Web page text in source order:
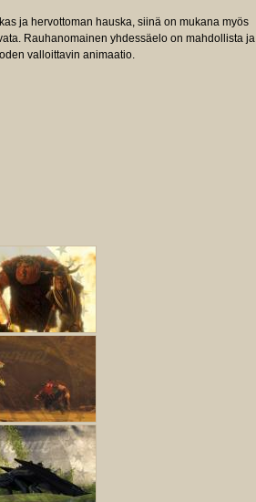
ja hervottoman hauska, siinä on mukana myös
Rauhanomainen yhdessäelo on mahdollista ja
valloittavin animaatio.